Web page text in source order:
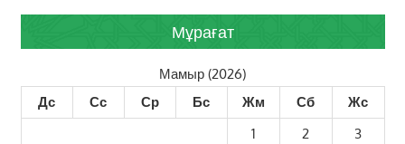
Мұрағат
Мамыр (2026)
Дс
Сс Ср Бс Жм Сб
Жс
1
2
3